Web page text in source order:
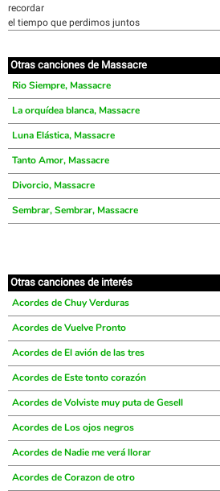
recordar
el tiempo que perdimos juntos
Otras canciones de Massacre
Rio Siempre, Massacre
La orquídea blanca, Massacre
Luna Elástica, Massacre
Tanto Amor, Massacre
Divorcio, Massacre
Sembrar, Sembrar, Massacre
Otras canciones de interés
Acordes de Chuy Verduras
Acordes de Vuelve Pronto
Acordes de El avión de las tres
Acordes de Este tonto corazón
Acordes de Volviste muy puta de Gesell
Acordes de Los ojos negros
Acordes de Nadie me verá llorar
Acordes de Corazon de otro